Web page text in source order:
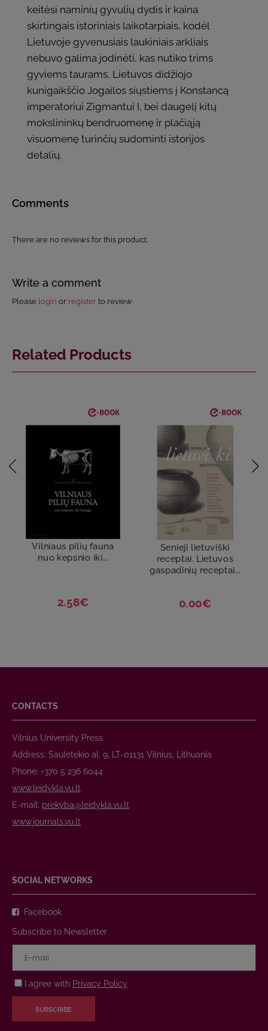
keitėsi naminių gyvulių dydis ir kaina
skirtingais istoriniais laikotarpiais, kodėl
Lietuvoje gyvenusiais laukiniais arkliais
nebuvo galima jodinėti, kas nutiko trims
gyviems taurams, Lietuvos didžiojo
kunigaikščio Jogailos siųstiems į Konstancą
imperatoriui Zigmantui I, bei daugelį kitų
mokslininkų bendruomenę ir plačiąją
visuomenę turinčių sudominti istorijos
detalių.
Comments
There are no reviews for this product.
Write a comment
Please login or register to review
Related Products
Vilniaus pilių fauna
nuo kepsnio iki...
2.58€
Senieji lietuviški
receptai. Lietuvos
gaspadinių receptai...
0.00€
CONTACTS
Vilnius University Press
Address: Saulėtekio al. 9, LT-01131 Vilnius, Lithuania
Phone: +370 5 236 6044
www.leidykla.vu.lt
E-mail: prekyba@leidykla.vu.lt
www.journals.vu.lt
SOCIAL NETWORKS
Facebook
Subscribe to Newsletter
I agree with Privacy Policy
SUBSCRIBE